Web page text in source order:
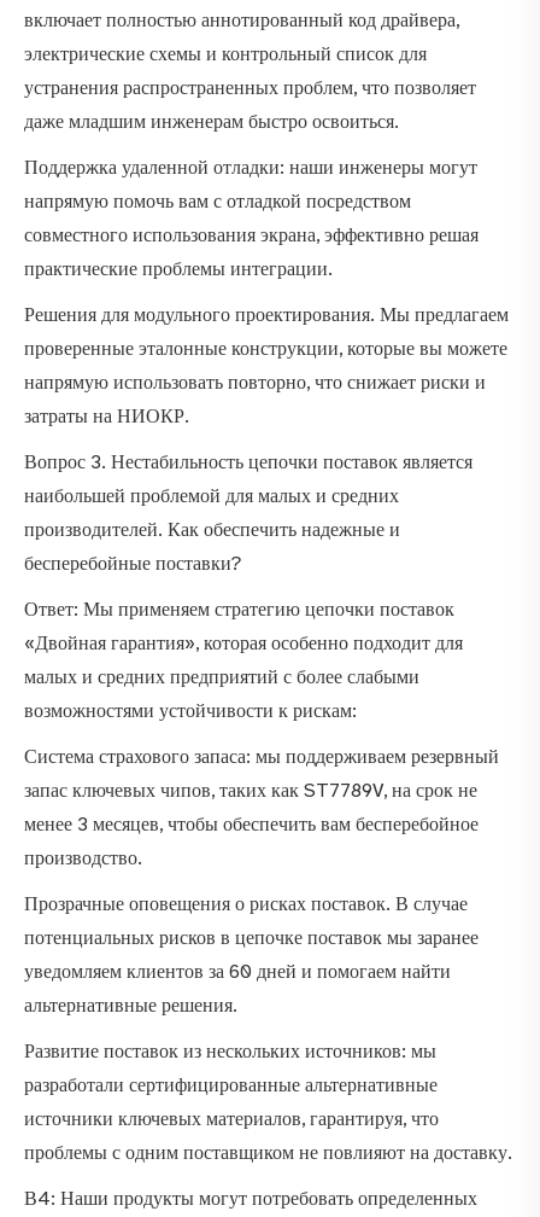
включает полностью аннотированный код драйвера,
электрические схемы и контрольный список для
устранения распространенных проблем, что позволяет
даже младшим инженерам быстро освоиться.
Поддержка удаленной отладки: наши инженеры могут
напрямую помочь вам с отладкой посредством
совместного использования экрана, эффективно решая
практические проблемы интеграции.
Решения для модульного проектирования. Мы предлагаем
проверенные эталонные конструкции, которые вы можете
напрямую использовать повторно, что снижает риски и
затраты на НИОКР.
Вопрос 3. Нестабильность цепочки поставок является
наибольшей проблемой для малых и средних
производителей. Как обеспечить надежные и
бесперебойные поставки?
Ответ: Мы применяем стратегию цепочки поставок
«Двойная гарантия», которая особенно подходит для
малых и средних предприятий с более слабыми
возможностями устойчивости к рискам:
Система страхового запаса: мы поддерживаем резервный
запас ключевых чипов, таких как ST7789V, на срок не
менее 3 месяцев, чтобы обеспечить вам бесперебойное
производство.
Прозрачные оповещения о рисках поставок. В случае
потенциальных рисков в цепочке поставок мы заранее
уведомляем клиентов за 60 дней и помогаем найти
альтернативные решения.
Развитие поставок из нескольких источников: мы
разработали сертифицированные альтернативные
источники ключевых материалов, гарантируя, что
проблемы с одним поставщиком не повлияют на доставку.
В4: Наши продукты могут потребовать определенных